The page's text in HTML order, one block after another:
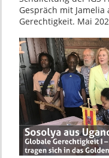
Gespräch mit
Gerechtigkeit. Mai